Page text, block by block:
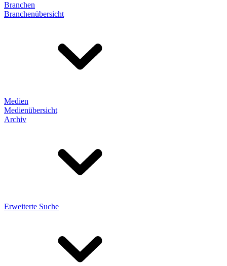
Branchen
Branchenübersicht
Medien
Medienübersicht
Archiv
Erweiterte Suche